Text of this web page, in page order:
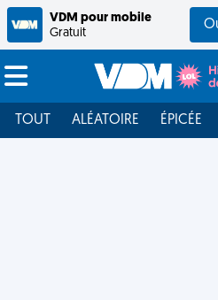
VDM pour mobile
Gratuit
TOUT ALÉATOIRE ÉPICÉE